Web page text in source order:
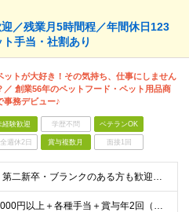
／残業月5時間程／年間休日123
手当・社割あり
ットが大好き！その気持ち、仕事にしません
／ 創業56年のペットフード・ペット用品商
事務デビュー♪
経験歓迎 学歴不問 ベテランOK
週休2日 賞与複数月 面接1回
＼未経験・第二新卒・ブランクのある方も歓迎！／ ■大卒以上 ■基本的なPCスキルをお持ちの方（Excelに入力ができればOK） 今回は、意欲・人物を重視した採用です。必要な知識は入社後に身につけら
月給23万9000円以上＋各種手当＋賞与年2回（年間約2ヶ月分） ★経験・年齢・能力などを考慮のうえ決定 ★残業代は別途全額支給 ＜あわせて支給される手当＞ ◆扶養手当（配偶者：月1万円、子ども1